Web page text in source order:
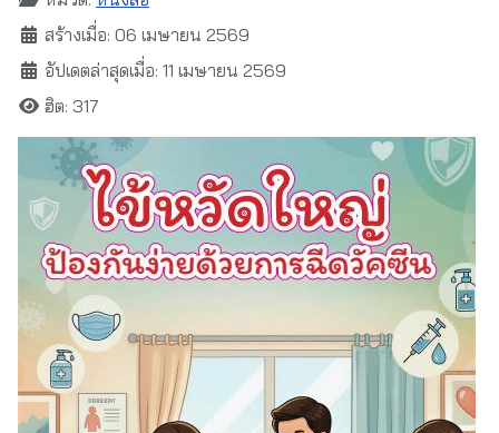
สร้างเมื่อ: 06 เมษายน 2569
อัปเดตล่าสุดเมื่อ: 11 เมษายน 2569
ฮิต: 317